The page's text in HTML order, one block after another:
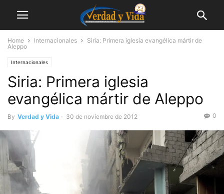
Home Internacionales
Siria: Primera iglesia evangélica mártir de
Aleppo
Internacionales
Siria: Primera iglesia
evangélica mártir de Aleppo
By Verdad y Vida - 30 de noviembre de 2012 0